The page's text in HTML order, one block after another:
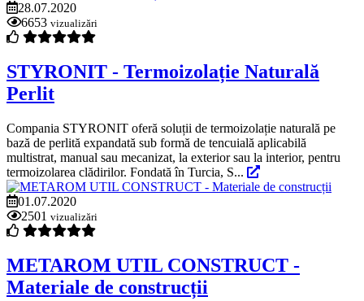
28.07.2020
6653 vizualizări
STYRONIT - Termoizolație Naturală
Perlit
Compania STYRONIT oferă soluții de termoizolație naturală pe
bază de perlită expandată sub formă de tencuială aplicabilă
multistrat, manual sau mecanizat, la exterior sau la interior, pentru
termoizolarea clădirilor. Fondată în Turcia, S...
01.07.2020
2501 vizualizări
METAROM UTIL CONSTRUCT -
Materiale de construcții